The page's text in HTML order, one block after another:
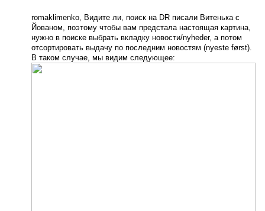
romaklimenko, Видите ли, поиск на DR писали Витенька с
Йованом, поэтому чтобы вам предстала настоящая картина,
нужно в поиске выбрать вкладку новости/nyheder, а потом
отсортировать выдачу по последним новостям (nyeste først).
В таком случае, мы видим следующее: